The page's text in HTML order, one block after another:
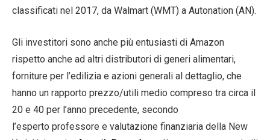
classificati nel 2017, da Walmart (WMT) a Autonation (AN).
Gli investitori sono anche più entusiasti di Amazon
rispetto anche ad altri distributori di generi alimentari,
forniture per l’edilizia e azioni generali al dettaglio, che
hanno un rapporto prezzo/utili medio compreso tra circa il
20 e 40 per l’anno precedente, secondo
l’esperto professore e valutazione finanziaria della New